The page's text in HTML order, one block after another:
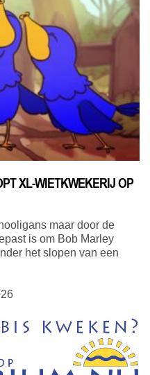
XL-WIETKWEKERIJ OP
maar door de
is om Bob Marley
het slopen van een